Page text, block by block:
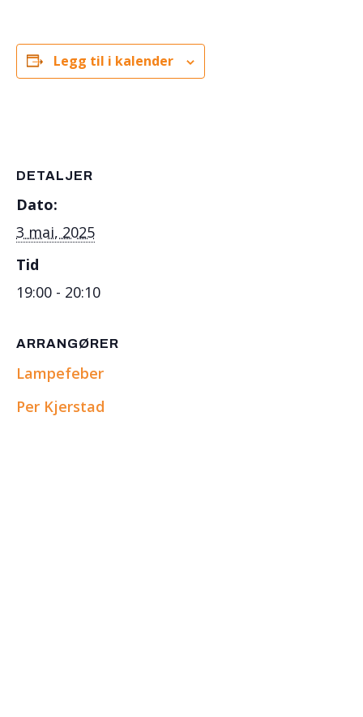
Legg til i kalender
DETALJER
Dato:
3 mai, 2025
Tid
19:00 - 20:10
ARRANGØRER
Lampefeber
Per Kjerstad